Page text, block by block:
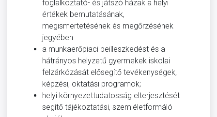
foglalkoztató- és játszó házak a helyi
értékek bemutatásának,
megismertetésének és megőrzésének
jegyében
a munkaerőpiaci beilleszkedést és a
hátrányos helyzetű gyermekek iskolai
felzárkózását elősegítő tevékenységek,
képzési, oktatási programok;
helyi környezettudatosság elterjesztését
segítő tájékoztatási, szemléletformáló